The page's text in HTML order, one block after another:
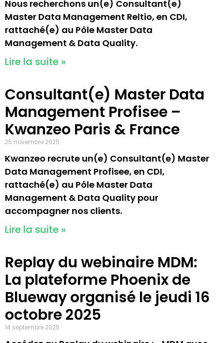
Nous recherchons un(e) Consultant(e)
Master Data Management Reltio, en CDI,
rattaché(e) au Pôle Master Data
Management & Data Quality.
Lire la suite »
Consultant(e) Master Data
Management Profisee –
Kwanzeo Paris & France
25 novembre 2025
Kwanzeo recrute un(e) Consultant(e) Master
Data Management Profisee, en CDI,
rattaché(e) au Pôle Master Data
Management & Data Quality pour
accompagner nos clients.
Lire la suite »
Replay du webinaire MDM:
La plateforme Phoenix de
Blueway organisé le jeudi 16
octobre 2025
14 septembre 2025